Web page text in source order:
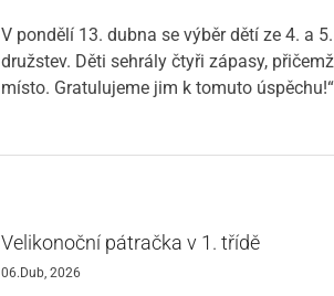
V pondělí 13. dubna se výběr dětí ze 4. a
družstev. Děti sehrály čtyři zápasy,
místo. Gratulujeme jim k tomuto
Velikonoční pátračka v 1. třídě
06.Dub, 2026